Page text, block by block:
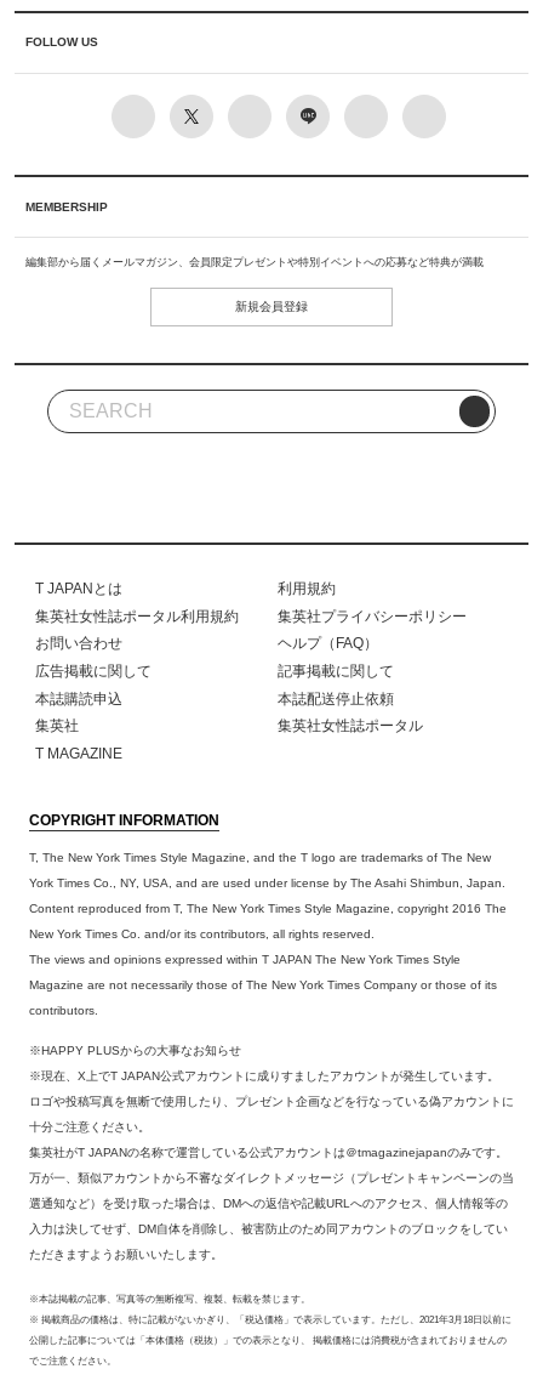
FOLLOW US
MEMBERSHIP
編集部から届くメールマガジン、会員限定プレゼントや特別イベントへの応募など特典が満載
新規会員登録
T JAPANとは
利用規約
集英社女性誌ポータル利用規約
集英社プライバシーポリシー
お問い合わせ
ヘルプ（FAQ）
広告掲載に関して
記事掲載に関して
本誌購読申込
本誌配送停止依頼
集英社
集英社女性誌ポータル
T MAGAZINE
COPYRIGHT INFORMATION
T, The New York Times Style Magazine, and the T logo are trademarks of The New
York Times Co., NY, USA, and are used under license by The Asahi Shimbun, Japan.
Content reproduced from T, The New York Times Style Magazine, copyright 2016 The
New York Times Co. and/or its contributors, all rights reserved.
The views and opinions expressed within T JAPAN The New York Times Style
Magazine are not necessarily those of The New York Times Company or those of its
contributors.
※HAPPY PLUSからの大事なお知らせ
※現在、X上でT JAPAN公式アカウントに成りすましたアカウントが発生しています。
ロゴや投稿写真を無断で使用したり、プレゼント企画などを行なっている偽アカウントに
十分ご注意ください。
集英社がT JAPANの名称で運営している公式アカウントは＠tmagazinejapanのみです。
万が一、類似アカウントから不審なダイレクトメッセージ（プレゼントキャンペーンの当
選通知など）を受け取った場合は、DMへの返信や記載URLへのアクセス、個人情報等の
入力は決してせず、DM自体を削除し、被害防止のため同アカウントのブロックをしてい
ただきますようお願いいたします。
※本誌掲載の記事、写真等の無断複写、複製、転載を禁じます。
※ 掲載商品の価格は、特に記載がないかぎり、「税込価格」で表示しています。ただし、2021年3月18日以前に
公開した記事については「本体価格（税抜）」での表示となり、 掲載価格には消費税が含まれておりませんの
でご注意ください。